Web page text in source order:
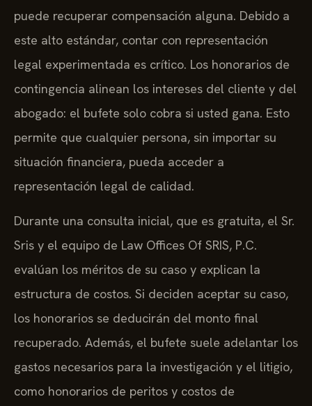
puede recuperar compensación alguna. Debido a
este alto estándar, contar con representación
legal experimentada es crítico. Los honorarios de
contingencia alinean los intereses del cliente y del
abogado: el bufete solo cobra si usted gana. Esto
permite que cualquier persona, sin importar su
situación financiera, pueda acceder a
representación legal de calidad.
Durante una consulta inicial, que es gratuita, el Sr.
Sris y el equipo de Law Offices Of SRIS, P.C.
evalúan los méritos de su caso y explican la
estructura de costos. Si deciden aceptar su caso,
los honorarios se deducirán del monto final
recuperado. Además, el bufete suele adelantar los
gastos necesarios para la investigación y el litigio,
como honorarios de peritos y costos de